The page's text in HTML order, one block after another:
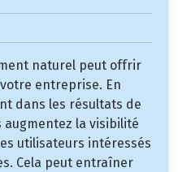
naturel peut offrir
entreprise. En
dans les résultats de
augmentez la visibilité
utilisateurs intéressés
Cela peut entraîner